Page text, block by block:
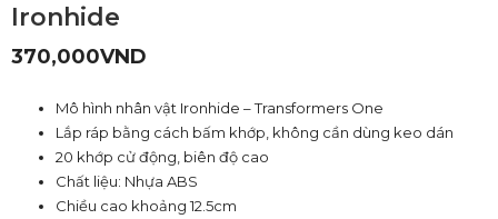
Ironhide
370,000VND
Mô hình nhân vật Ironhide – Transformers One
Lắp ráp bằng cách bấm khớp, không cần dùng keo dán
20 khớp cử động, biên độ cao
Chất liệu: Nhựa ABS
Chiều cao khoảng 12.5cm